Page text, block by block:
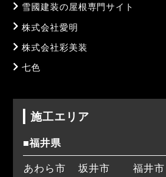
雪國建装の屋根専門サイト
株式会社愛明
株式会社彩美装
七色
施工エリア
■福井県
あわら市
坂井市
福井市